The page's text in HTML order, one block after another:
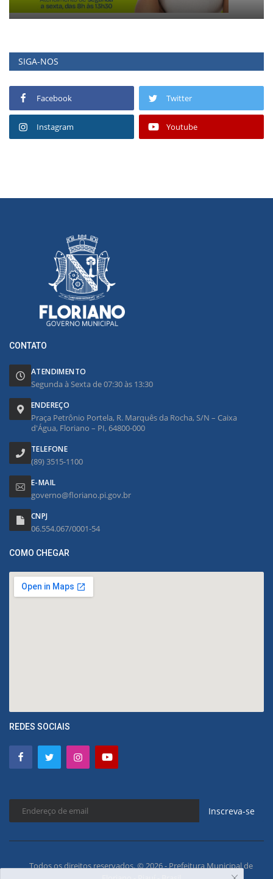
SIGA-NOS
Facebook Twitter
Instagram Youtube
CONTATO
ATENDIMENTO
Segunda à Sexta de 07:30 às 13:30
ENDEREÇO
Praça Petrônio Portela, R. Marquês da Rocha, S/N – Caixa
d'Água, Floriano – PI, 64800-000
TELEFONE
(89) 3515-1100
E-MAIL
governo@floriano.pi.gov.br
CNPJ
06.554.067/0001-54
COMO CHEGAR
REDES SOCIAIS
Inscreva-se
Todos os direitos reservados. © 2026 - Prefeitura Municipal de